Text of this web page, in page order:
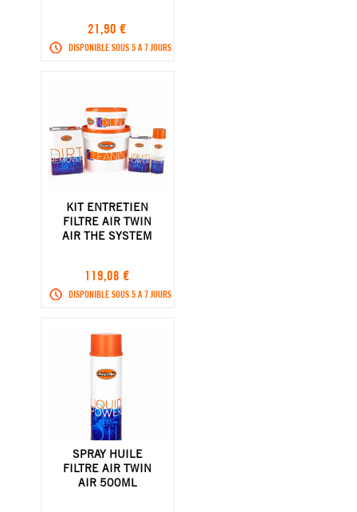
21,90 €
DISPONIBLE SOUS 5 A 7 JOURS
KIT ENTRETIEN
FILTRE AIR TWIN
AIR THE SYSTEM
119,08 €
DISPONIBLE SOUS 5 A 7 JOURS
SPRAY HUILE
FILTRE AIR TWIN
AIR 500ML